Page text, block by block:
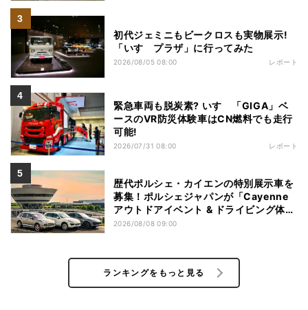
初代ジェミニもビークロスも実物展示!
「いすゞプラザ」に行ってみた
2026/08/05 08:00 レポート
緊急車両も脱炭素? いすゞ「GIGA」ベ
ースのVR防災体験車はCN燃料でも走行
可能!
2026/07/31 08:00 レポート
歴代ポルシェ・カイエンの特別展示車を
募集！ポルシェジャパンが「Cayenne
アウトドアイベント & ドライビング体
験」を開催
2026/08/08 09:00
ランキングをもっと見る